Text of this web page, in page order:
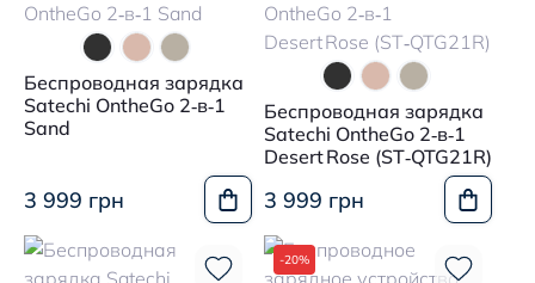
Беспроводная зарядка
Satechi OntheGo 2‑в‑1
Sand
3 999 грн
Беспроводная зарядка
Satechi OntheGo 2‑в‑1
Desert Rose (ST‑QTG21R)
3 999 грн
-20%